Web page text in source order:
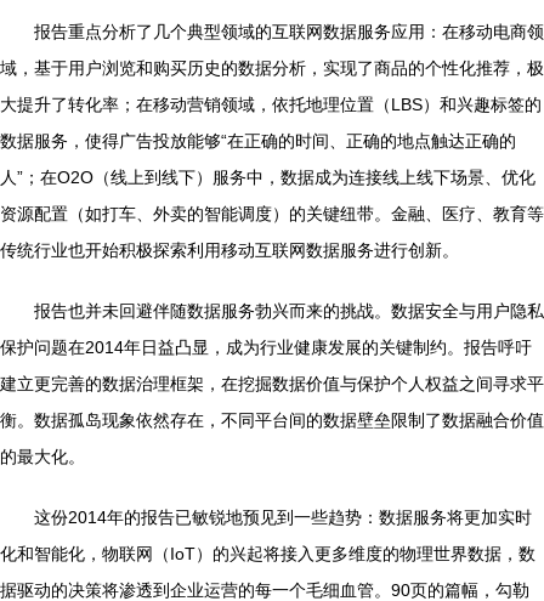
报告重点分析了几个典型领域的互联网数据服务应用：在移动电商领
域，基于用户浏览和购买历史的数据分析，实现了商品的个性化推荐，极
大提升了转化率；在移动营销领域，依托地理位置（LBS）和兴趣标签的
数据服务，使得广告投放能够“在正确的时间、正确的地点触达正确的
人”；在O2O（线上到线下）服务中，数据成为连接线上线下场景、优化
资源配置（如打车、外卖的智能调度）的关键纽带。金融、医疗、教育等
传统行业也开始积极探索利用移动互联网数据服务进行创新。
报告也并未回避伴随数据服务勃兴而来的挑战。数据安全与用户隐私
保护问题在2014年日益凸显，成为行业健康发展的关键制约。报告呼吁
建立更完善的数据治理框架，在挖掘数据价值与保护个人权益之间寻求平
衡。数据孤岛现象依然存在，不同平台间的数据壁垒限制了数据融合价值
的最大化。
这份2014年的报告已敏锐地预见到一些趋势：数据服务将更加实时
化和智能化，物联网（IoT）的兴起将接入更多维度的物理世界数据，数
据驱动的决策将渗透到企业运营的每一个毛细血管。90页的篇幅，勾勒